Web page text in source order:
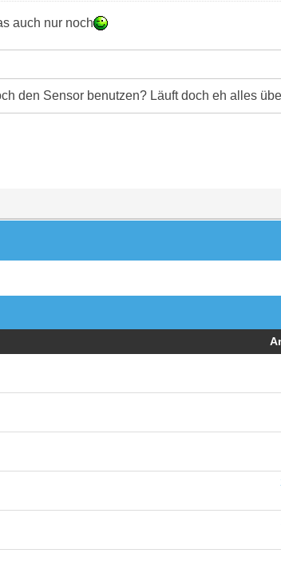
auch nur noch
den Sensor benutzen? Läuft doch eh alles